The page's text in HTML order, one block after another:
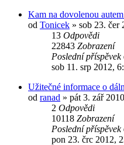
Kam na dovolenou
od Tonicek » sob 23. čer
13 Odpovědi
22843 Zobrazení
Poslední příspěvek
sob 11. srp 2012,
Užitečné informace o
od ranad » pát 3. zář
2 Odpovědi
10118 Zobrazení
Poslední příspěvek
pon 23. črc 2012,